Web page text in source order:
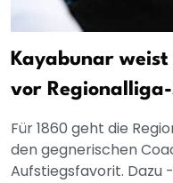
Kayabunar
vor
Für 1860 geht die
den gegnerischen
Aufstiegsfavorit. Dazu -